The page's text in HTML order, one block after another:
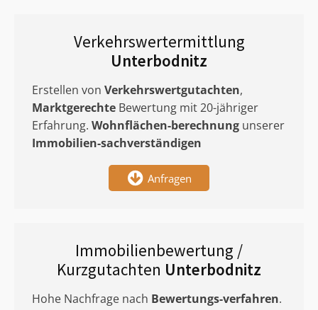
Verkehrswertermittlung
Unterbodnitz
Erstellen von Verkehrswertgutachten,
Marktgerechte Bewertung mit 20-jähriger
Erfahrung. Wohnflächen-berechnung unserer
Immobilien-sachverständigen
Anfragen
Immobilienbewertung /
Kurzgutachten Unterbodnitz
Hohe Nachfrage nach Bewertungs-verfahren.